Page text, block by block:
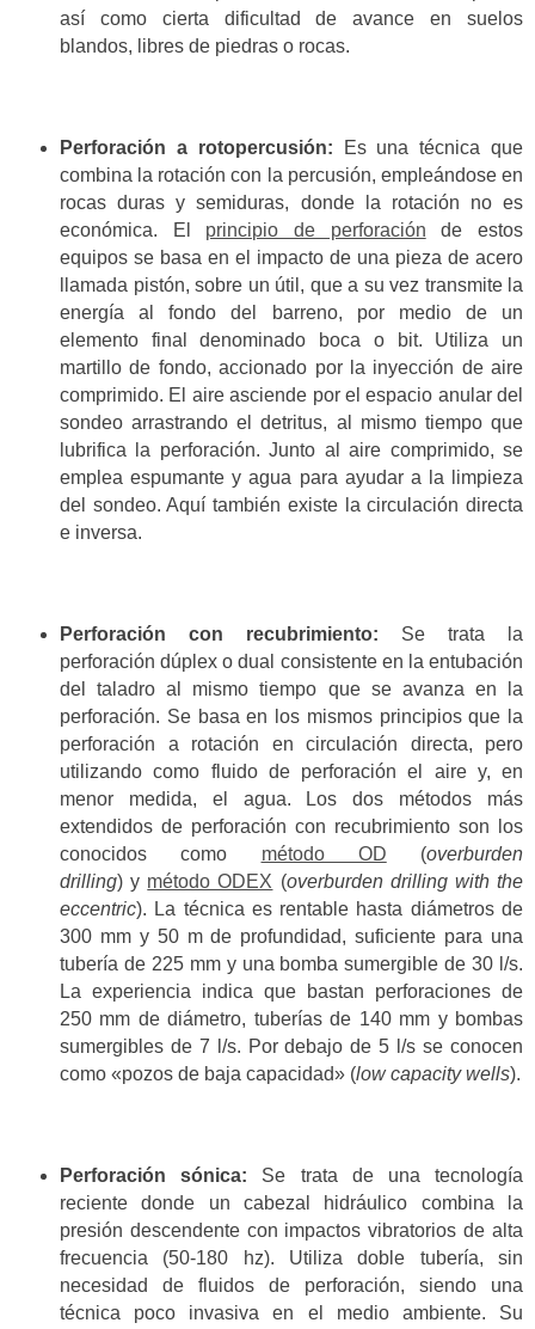
así como cierta dificultad de avance en suelos
blandos, libres de piedras o rocas.
Perforación a rotopercusión: Es una técnica que
combina la rotación con la percusión, empleándose en
rocas duras y semiduras, donde la rotación no es
económica. El principio de perforación de estos
equipos se basa en el impacto de una pieza de acero
llamada pistón, sobre un útil, que a su vez transmite la
energía al fondo del barreno, por medio de un
elemento final denominado boca o bit. Utiliza un
martillo de fondo, accionado por la inyección de aire
comprimido. El aire asciende por el espacio anular del
sondeo arrastrando el detritus, al mismo tiempo que
lubrifica la perforación. Junto al aire comprimido, se
emplea espumante y agua para ayudar a la limpieza
del sondeo. Aquí también existe la circulación directa
e inversa.
Perforación con recubrimiento: Se trata la
perforación dúplex o dual consistente en la entubación
del taladro al mismo tiempo que se avanza en la
perforación. Se basa en los mismos principios que la
perforación a rotación en circulación directa, pero
utilizando como fluido de perforación el aire y, en
menor medida, el agua. Los dos métodos más
extendidos de perforación con recubrimiento son los
conocidos como método OD (overburden
drilling) y método ODEX (overburden drilling with the
eccentric). La técnica es rentable hasta diámetros de
300 mm y 50 m de profundidad, suficiente para una
tubería de 225 mm y una bomba sumergible de 30 l/s.
La experiencia indica que bastan perforaciones de
250 mm de diámetro, tuberías de 140 mm y bombas
sumergibles de 7 l/s. Por debajo de 5 l/s se conocen
como «pozos de baja capacidad» (low capacity wells).
Perforación sónica: Se trata de una tecnología
reciente donde un cabezal hidráulico combina la
presión descendente con impactos vibratorios de alta
frecuencia (50-180 hz). Utiliza doble tubería, sin
necesidad de fluidos de perforación, siendo una
técnica poco invasiva en el medio ambiente. Su